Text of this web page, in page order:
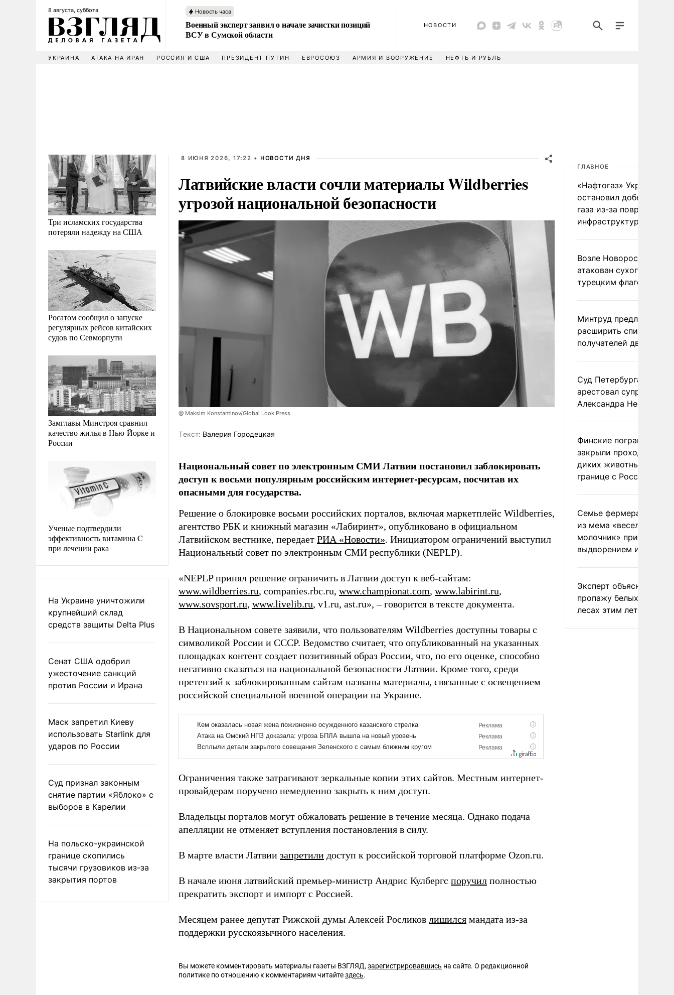
8 августа, суббота Новость часа
Военный эксперт заявил о начале зачистки позиций
ВСУ в Сумской области
НОВОСТИ
УКРАИНА АТАКА НА ИРАН РОССИЯ И США ПРЕЗИДЕНТ ПУТИН ЕВРОСОЮЗ АРМИЯ И ВООРУЖЕНИЕ НЕФТЬ И РУБЛЬ
Три исламских государства
потеряли надежду на США
Росатом сообщил о запуске
регулярных рейсов китайских
судов по Севморпути
Замглавы Минстроя сравнил
качество жилья в Нью-Йорке и
России
Ученые подтвердили
эффективность витамина C
при лечении рака
На Украине уничтожили
крупнейший склад
средств защиты Delta Plus
Сенат США одобрил
ужесточение санкций
против России и Ирана
Маск запретил Киеву
использовать Starlink для
ударов по России
Суд признал законным
снятие партии «Яблоко» с
выборов в Карелии
На польско-украинской
границе скопились
тысячи грузовиков из-за
закрытия портов
8 ИЮНЯ 2026, 17:22 • НОВОСТИ ДНЯ
Латвийские власти сочли материалы Wildberries
угрозой национальной безопасности
@ Maksim Konstantinov/Global Look Press
Tекст: Валерия Городецкая
Национальный совет по электронным СМИ Латвии постановил заблокировать
доступ к восьми популярным российским интернет-ресурсам, посчитав их
опасными для государства.
Решение о блокировке восьми российских порталов, включая маркетплейс Wildberries,
агентство РБК и книжный магазин «Лабиринт», опубликовано в официальном
Латвийском вестнике, передает РИА «Новости». Инициатором ограничений выступил
Национальный совет по электронным СМИ республики (NEPLP).
«NEPLP принял решение ограничить в Латвии доступ к веб-сайтам:
www.wildberries.ru, companies.rbc.ru, www.championat.com, www.labirint.ru,
www.sovsport.ru, www.livelib.ru, v1.ru, ast.ru», – говорится в тексте документа.
В Национальном совете заявили, что пользователям Wildberries доступны товары с
символикой России и СССР. Ведомство считает, что опубликованный на указанных
площадках контент создает позитивный образ России, что, по его оценке, способно
негативно сказаться на национальной безопасности Латвии. Кроме того, среди
претензий к заблокированным сайтам названы материалы, связанные с освещением
российской специальной военной операции на Украине.
Ограничения также затрагивают зеркальные копии этих сайтов. Местным интернет-
провайдерам поручено немедленно закрыть к ним доступ.
Владельцы порталов могут обжаловать решение в течение месяца. Однако подача
апелляции не отменяет вступления постановления в силу.
В марте власти Латвии запретили доступ к российской торговой платформе Ozon.ru.
В начале июня латвийский премьер-министр Андрис Кулбергс поручил полностью
прекратить экспорт и импорт с Россией.
Месяцем ранее депутат Рижской думы Алексей Росликов лишился мандата из-за
поддержки русскоязычного населения.
Вы можете комментировать материалы газеты ВЗГЛЯД,зарегистрировавшись на сайте. О редакционной
политике по отношению к комментариям читайтездесь.
ГЛАВНОЕ
«Нафтогаз» Украины
остановил добычу
газа из-за повреждения
инфраструктуры
Возле Новороссийска
атакован сухогруз под
турецким флагом
Минтруд предложил
расширить список
получателей двух
Суд Петербурга заочно
арестовал супругу
Александра Невзорова
Финские пограничники
закрыли проходы для
диких животных на
границе с Россией
Семье фермера
из мема «веселый
молочник» пригрозили
выдворением из
Эксперт объяснил
пропажу белых грибов
лесах этим летом